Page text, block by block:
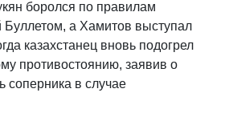
боролся по правилам
Буллетом, а Хамитов выступал
казахстанец вновь подогрел
противостоянию, заявив о
соперника в случае